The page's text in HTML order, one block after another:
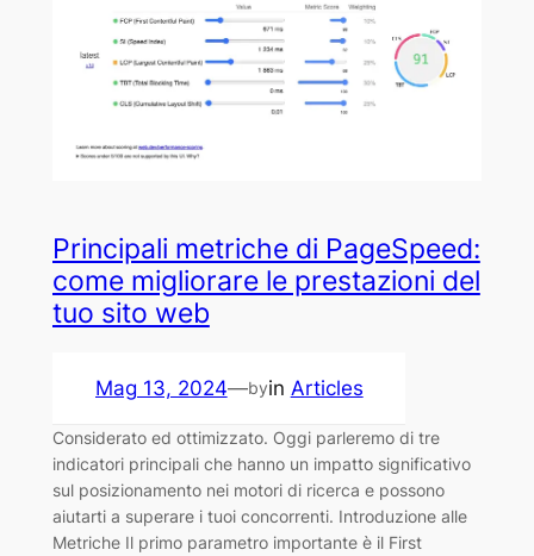
Principali metriche di PageSpeed:
come migliorare le prestazioni del
tuo sito web
Mag 13, 2024—byin Articles
Considerato ed ottimizzato. Oggi parleremo di tre
indicatori principali che hanno un impatto significativo
sul posizionamento nei motori di ricerca e possono
aiutarti a superare i tuoi concorrenti. Introduzione alle
Metriche Il primo parametro importante è il First